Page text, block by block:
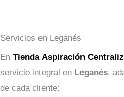
Servicios en Leganés
En Tienda Aspiración
servicio integral en Leganés,
de cada cliente: